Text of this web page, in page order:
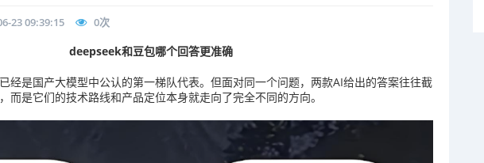
23 09:39:15 0次
deepseek和豆包哪个回答更准确
经是国产大模型中公认的第一梯队代表。但面对同一个问题，两款AI给出的答案往往截
是它们的技术路线和产品定位本身就走向了完全不同的方向。